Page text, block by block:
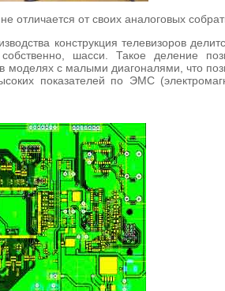
отличается от своих аналоговых
конструкция телевизоров
шасси. Такое деление
моделях с малыми диагоналями, что
показателей по ЭМС